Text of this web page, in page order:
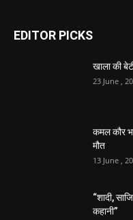
EDITOR PICKS
खाला की
23 June ,
कमल कौर
मौत
13 June ,
“शादी,
कहानी”